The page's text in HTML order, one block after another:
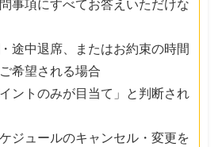
事項にすべてお答えいただけな
中退席、またはお約束の時間
希望される場合
ントのみが目当て」と判断され
ュールのキャンセル・変更を